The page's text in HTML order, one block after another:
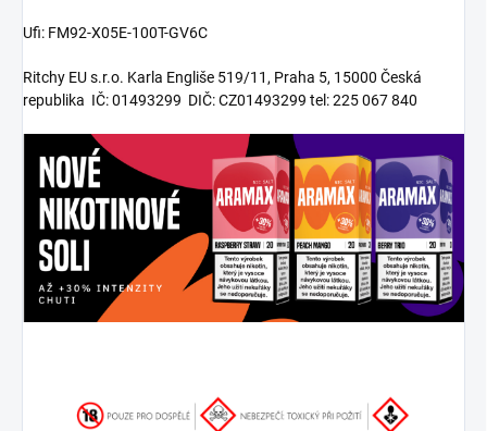
Ufi: FM92-X05E-100T-GV6C
Ritchy EU s.r.o. Karla Engliše 519/11, Praha 5, 15000 Česká
republika IČ: 01493299 DIČ: CZ01493299 tel: 225 067 840